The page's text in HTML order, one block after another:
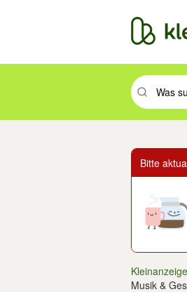
Suchbegriff
Bitte
Musik &